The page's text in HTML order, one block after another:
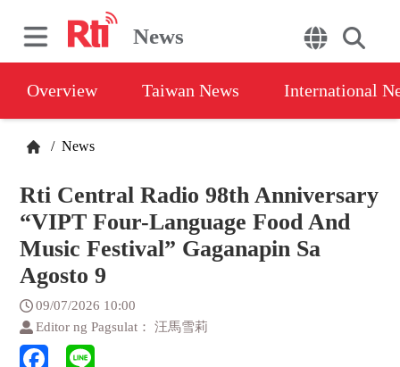
News
Overview Taiwan News International
/ News
Rti Central Radio 98th Anniversary
“VIPT Four-Language Food And
Music Festival” Gaganapin Sa
Agosto 9
09/07/2026 10:00
Editor ng Pagsulat： 汪馬雪莉